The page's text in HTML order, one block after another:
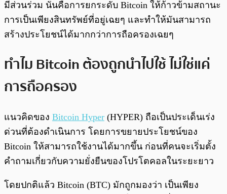
มีส่วนร่วม นั่นคือการยกระดับ Bitcoin ให้ก้าวข้ามสถานะ
การเป็นเพียงสินทรัพย์ที่อยู่เฉยๆ และทำให้มันสามารถ
สร้างประโยชน์ได้มากกว่าการถือครองเฉยๆ
ทำไม Bitcoin ต้องถูกนำไปใช้ ไม่ใช่แค่
การถือครอง
แนวคิดของ Bitcoin Hyper (HYPER) ถือเป็นประเด็นเร่ง
ด่วนที่ต้องดำเนินการ โดยการขยายประโยชน์ของ
Bitcoin ให้สามารถใช้งานได้มากขึ้น ก่อนที่คนจะเริ่มตั้ง
คำถามเกี่ยวกับความยั่งยืนของโปรโตคอลในระยะยาว
โดยปกติแล้ว Bitcoin (BTC) มักถูกมองว่า เป็นเพียง